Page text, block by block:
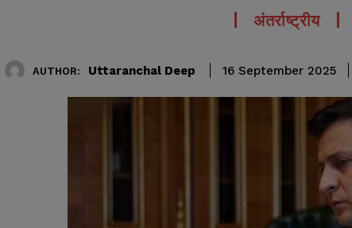
अंतर्राष्ट्रीय
AUTHOR: Uttaranchal Deep 16 September 2025